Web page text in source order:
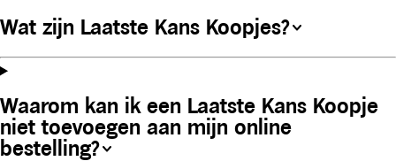
Wat zijn Laatste Kans Koopjes?
Waarom kan ik een Laatste Kans Koopje
niet toevoegen aan mijn online
bestelling?